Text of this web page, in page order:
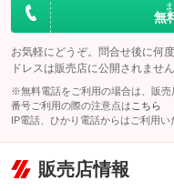
無
お気軽にどうぞ。問合せ後に何
ドレスは販売店に公開されません
※無料電話をご利用の場合は、販
番号ご利用の際の注意点は こちら
IP電話、ひかり電話からはご利用い
販売店情報